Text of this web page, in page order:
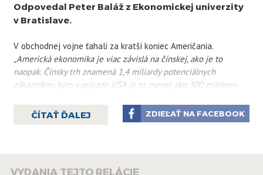
Odpovedal Peter Baláž z Ekonomickej univerzity
v Bratislave.
V obchodnej vojne ťahali za kratší koniec Američania.
„Americká ekonomika je viac závislá na čínskej, ako je to
naopak. Čínsky trh znamená 1,4 miliardy potenciálnych
zákazníkov, kým v prípade USA je to menej ako 300 miliónov.
do USA a to zaplatí americký volič. Navyše, polovicu čínskeho
vývozu do USA tvorí vývoz amerických firiem pôsobiacich
ČÍTAŤ ĎALEJ ZDIEĽAŤ NA FACEBOOK
VYDANIA TEJTO RELÁCIE